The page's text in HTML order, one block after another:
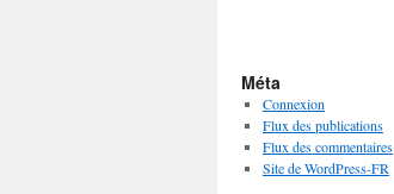
Méta
Connexion
Flux des publications
Flux des commentaires
Site de WordPress-FR